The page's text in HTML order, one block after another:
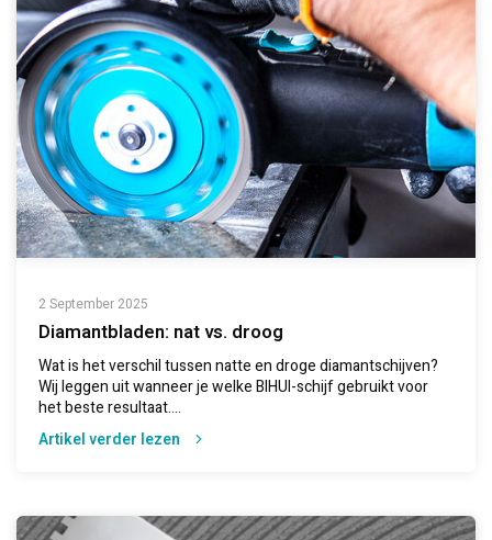
2 September 2025
Diamantbladen: nat vs. droog
Wat is het verschil tussen natte en droge diamantschijven?
Wij leggen uit wanneer je welke BIHUI-schijf gebruikt voor
het beste resultaat....
Artikel verder lezen